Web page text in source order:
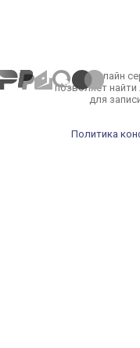
Онлайн
позволяет
для
Политика